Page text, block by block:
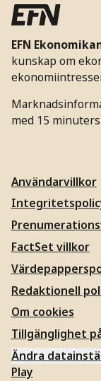
EFN
kunskap om
med 15
Användarvillkor
FactSet villkor
Redaktionell
Om cookies
Tillgänglighet
Ändra
Play